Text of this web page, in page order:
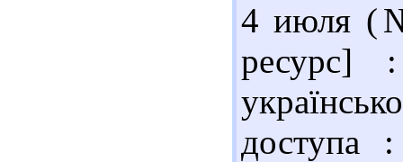
4 июля
ресурс]
доступа :